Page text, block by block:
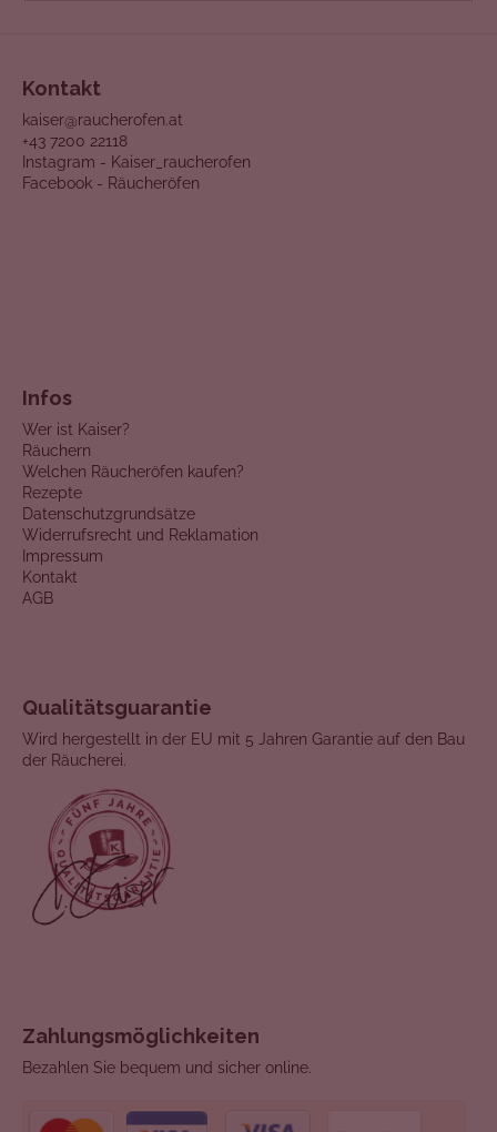
Kontakt
kaiser@raucherofen.at
+43 7200 22118
Instagram - Kaiser_raucherofen
Facebook - Räucheröfen
Infos
Wer ist Kaiser?
Räuchern
Welchen Räucheröfen kaufen?
Rezepte
Datenschutzgrundsätze
Widerrufsrecht und Reklamation
Impressum
Kontakt
AGB
Qualitätsguarantie
Wird hergestellt in der EU mit 5 Jahren Garantie auf den Bau
der Räucherei.
Zahlungsmöglichkeiten
Bezahlen Sie bequem und sicher online.